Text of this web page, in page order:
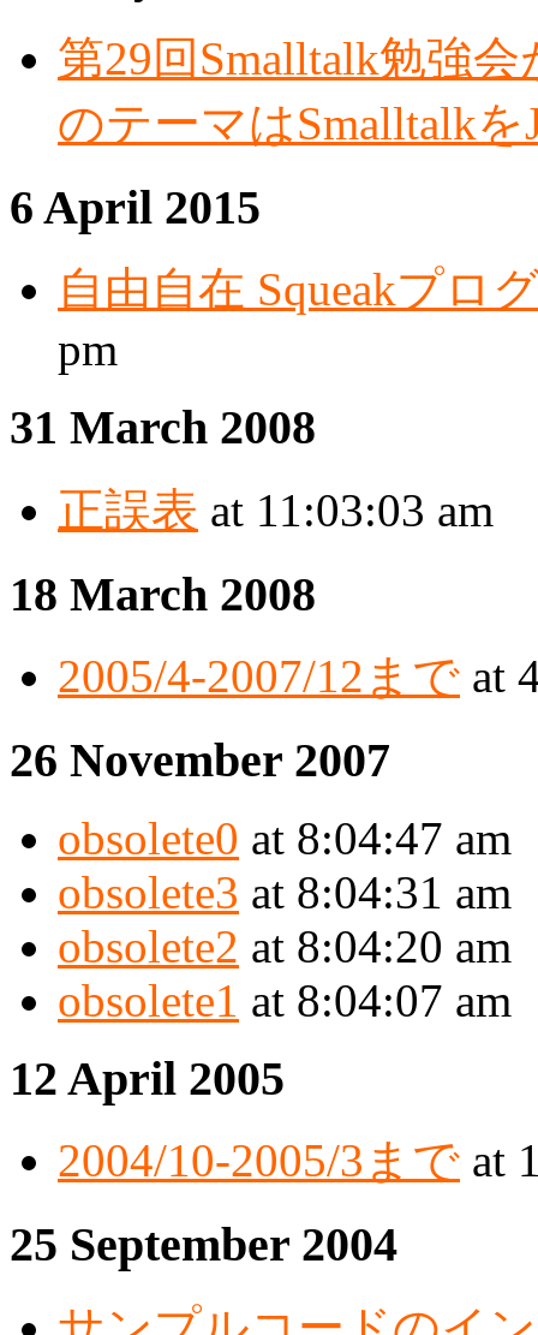
第29回Smalltalk勉強
のテーマはSmalltalkを
6 April 2015
自由自在 Squeakプロ
pm
31 March 2008
正誤表 at 11:03:03 am
18 March 2008
2005/4-2007/12まで at
26 November 2007
obsolete0 at 8:04:47 am
obsolete3 at 8:04:31 am
obsolete2 at 8:04:20 am
obsolete1 at 8:04:07 am
12 April 2005
2004/10-2005/3まで at
25 September 2004